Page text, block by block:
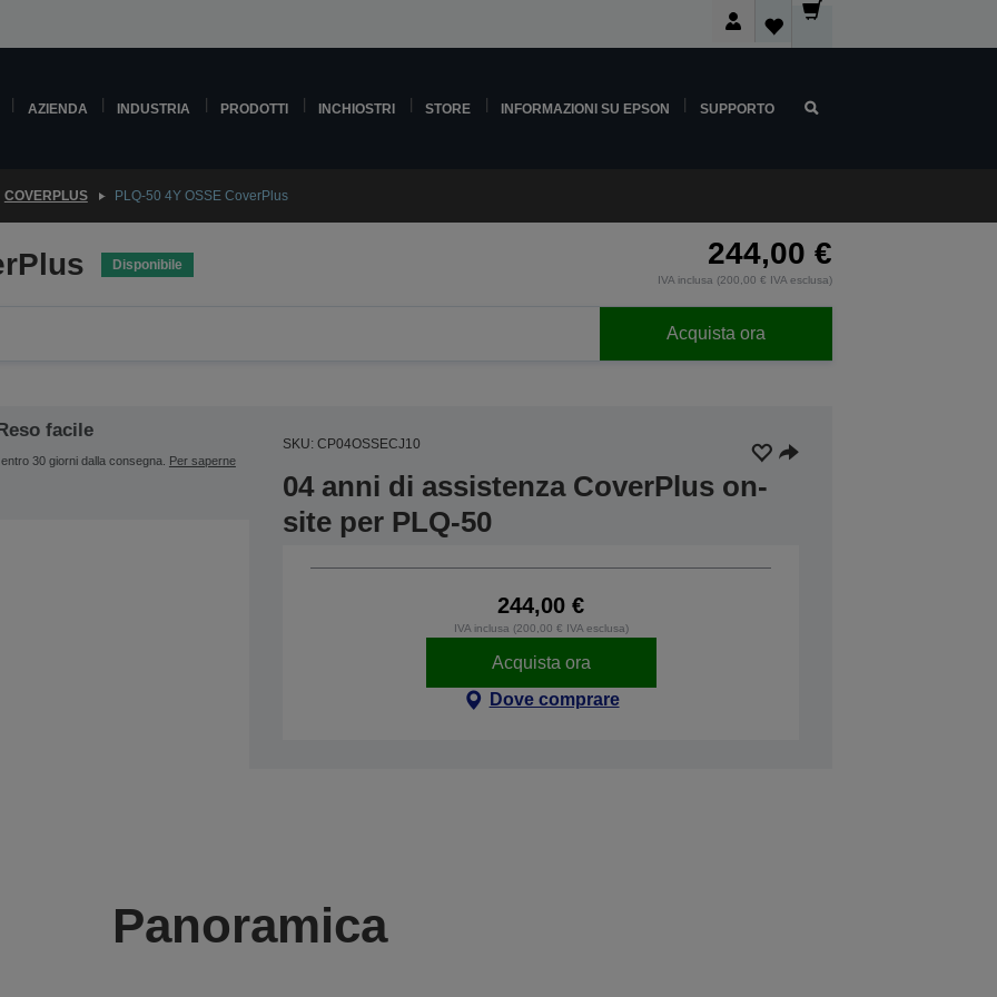
AZIENDA INDUSTRIA PRODOTTI INCHIOSTRI STORE INFORMAZIONI SU EPSON SUPPORTO
COVERPLUS PLQ-50 4Y OSSE CoverPlus
Disponibile 244,00 €
IVA inclusa (200,00 € IVA esclusa)
Acquista ora
facile
30 giorni dalla consegna. Per saperne
SKU: CP04OSSECJ10
04 anni di assistenza CoverPlus on-
site per PLQ-50
244,00 €
IVA inclusa (200,00 € IVA esclusa)
Acquista ora
Dove comprare
Panoramica